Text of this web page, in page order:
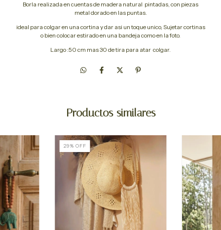
Borla realizada en cuentas de madera natural pintadas, con piezas
metal dorado en las puntas.
ideal para colgar en una cortina y dar asi un toque unico, Sujetar cortinas
o bien colocar estirado en una bandeja como en la foto.
Largo :50 cm mas 30 de tira para atar colgar.
Productos similares
29% OFF